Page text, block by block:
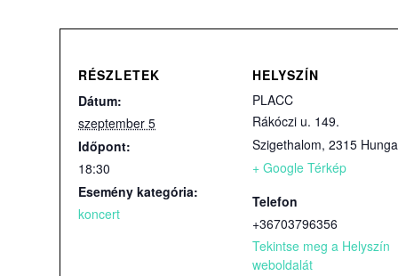
RÉSZLETEK
Dátum:
szeptember 5
Időpont:
18:30
Esemény kategória:
koncert
HELYSZÍN
PLACC
Rákóczi u. 149.
Szigethalom, 2315
+ Google Térkép
Telefon
+36703796356
Tekintse meg a Helyszín
weboldalát